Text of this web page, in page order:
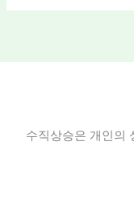
수직상승은 개인의